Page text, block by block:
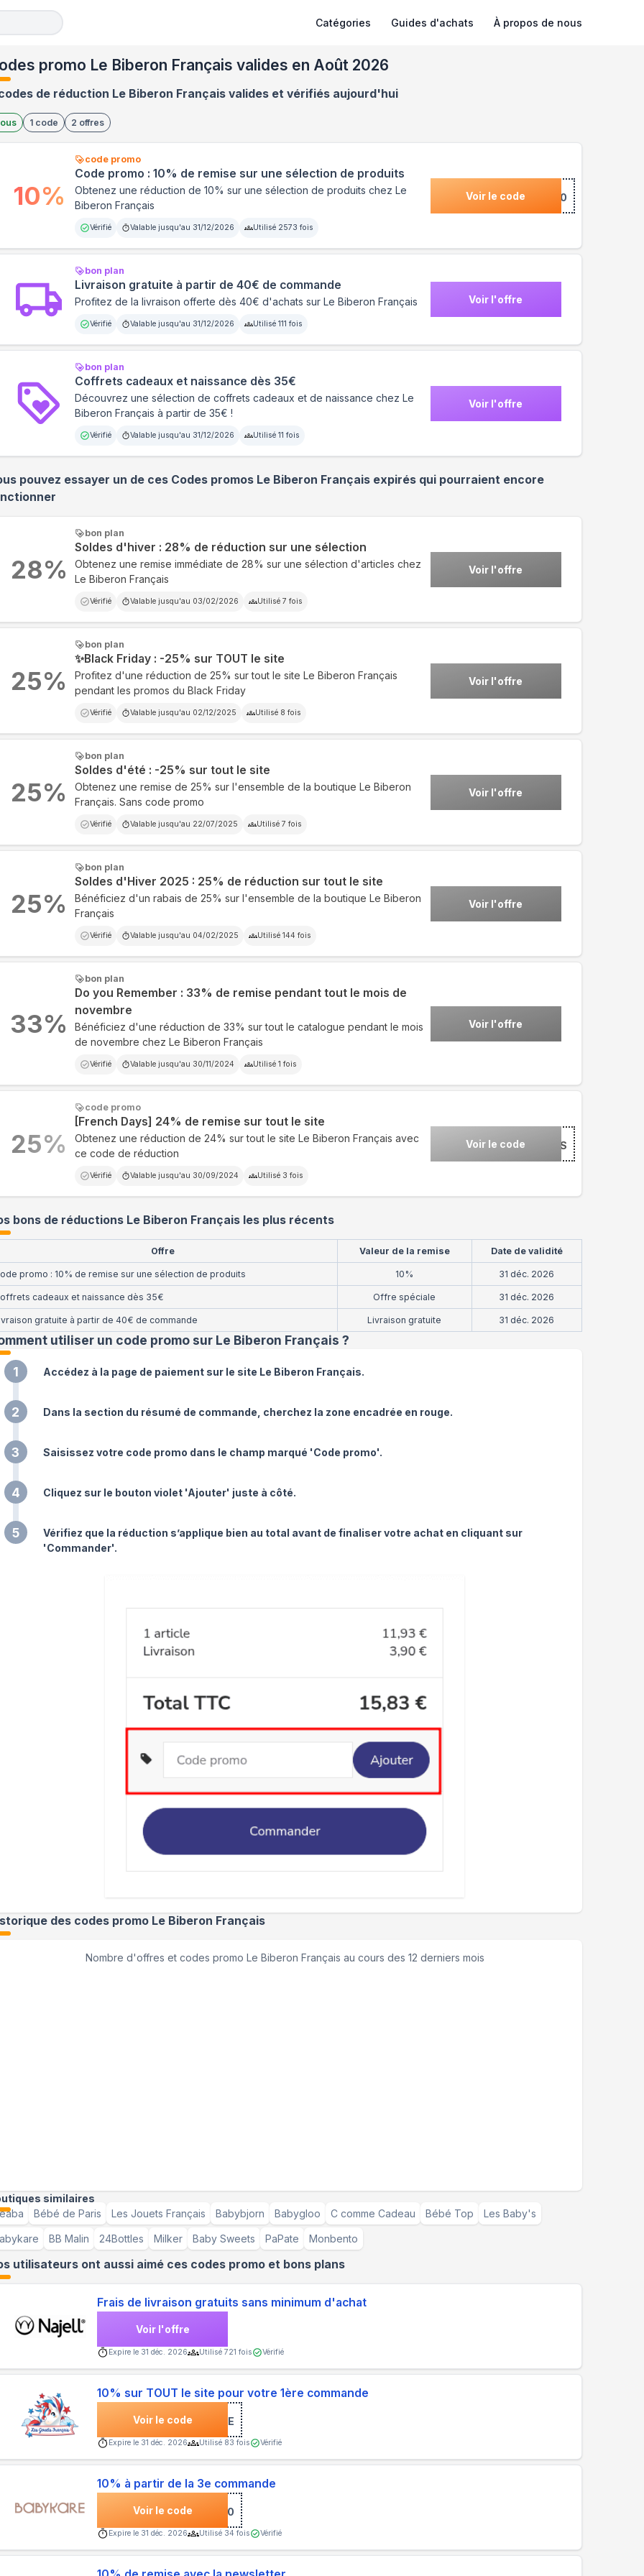
Catégories Guides d'achats À propos de nous
promo Le Biberon Français valides en Août 2026
de réduction Le Biberon Français valides et vérifiés aujourd'hui
1 code 2 offres
code promo
Code promo : 10% de remise sur une sélection de produits
Obtenez une réduction de 10% sur une sélection de produits chez Le
Biberon Français
Vérifié Valable jusqu'au 31/12/2026 Utilisé 2573 fois
Voir le code***TE10
10%
bon plan
Livraison gratuite à partir de 40€ de commande
Profitez de la livraison offerte dès 40€ d'achats sur Le Biberon Français
Vérifié Valable jusqu'au 31/12/2026 Utilisé 111 fois
Voir l'offre
bon plan
Coffrets cadeaux et naissance dès 35€
Découvrez une sélection de coffrets cadeaux et de naissance chez Le
Biberon Français à partir de 35€ !
Vérifié Valable jusqu'au 31/12/2026 Utilisé 11 fois
Voir l'offre
pouvez essayer un de ces Codes promos Le Biberon Françaisexpirés qui pourraient encore
bon plan
Soldes d'hiver : 28% de réduction sur une sélection
Obtenez une remise immédiate de 28% sur une sélection d'articles chez
Le Biberon Français
Vérifié Valable jusqu'au 03/02/2026 Utilisé 7 fois
Voir l'offre
28%
bon plan
✨Black Friday : -25% sur TOUT le site
Profitez d'une réduction de 25% sur tout le site Le Biberon Français
pendant les promos du Black Friday
Vérifié Valable jusqu'au 02/12/2025 Utilisé 8 fois
Voir l'offre
25%
bon plan
Soldes d'été : -25% sur tout le site
Obtenez une remise de 25% sur l'ensemble de la boutique Le Biberon
Français. Sans code promo
Vérifié Valable jusqu'au 22/07/2025 Utilisé 7 fois
Voir l'offre
25%
bon plan
Soldes d'Hiver 2025 : 25% de réduction sur tout le site
Bénéficiez d'un rabais de 25% sur l'ensemble de la boutique Le Biberon
Français
Vérifié Valable jusqu'au 04/02/2025 Utilisé 144 fois
Voir l'offre
25%
bon plan
Do you Remember : 33% de remise pendant tout le mois de
novembre
Bénéficiez d'une réduction de 33% sur tout le catalogue pendant le mois
de novembre chez Le Biberon Français
Vérifié Valable jusqu'au 30/11/2024 Utilisé 1 fois
Voir l'offre
33%
code promo
[French Days] 24% de remise sur tout le site
Obtenez une réduction de 24% sur tout le site Le Biberon Français avec
ce code de réduction
Vérifié Valable jusqu'au 30/09/2024 Utilisé 3 fois
Voir le code***NCHDAYS
25%
bons de réductions Le Biberon Français les plus récents
Offre Valeur de la remise Date de validité
promo : 10% de remise sur une sélection de produits 10% 31 déc. 2026
cadeaux et naissance dès 35€ Offre spéciale 31 déc. 2026
gratuite à partir de 40€ de commande Livraison gratuite 31 déc. 2026
utiliser un code promo sur Le Biberon Français ?
1 Accédez à la page de paiement sur le site Le Biberon Français.
2 Dans la section du résumé de commande, cherchez la zone encadrée en rouge.
3 Saisissez votre code promo dans le champ marqué 'Code promo'.
4 Cliquez sur le bouton violet 'Ajouter' juste à côté.
5
Vérifiez que la réduction s’applique bien au total avant de finaliser votre achat en cliquant sur
'Commander'.
des codes promo Le Biberon Français
Nombre d'offres et codes promo Le Biberon Français au cours des 12 derniers mois
similaires
Bébé de Paris Les Jouets Français Babybjorn Babygloo C comme Cadeau Bébé Top Les Baby's
BB Malin 24Bottles Milker Baby Sweets PaPate Monbento
utilisateurs ont aussi aimé ces codes promo et bons plans
Frais de livraison gratuits sans minimum d'achat
Voir l'offre
Expire le 31 déc. 2026 Utilisé721 fois Vérifié
10% sur TOUT le site pour votre 1ère commande
Voir le code***NVENUE
Expire le 31 déc. 2026 Utilisé 83 fois Vérifié
10% à partir de la 3e commande
Voir le code***LOYAL10
Expire le 31 déc. 2026 Utilisé 34 fois Vérifié